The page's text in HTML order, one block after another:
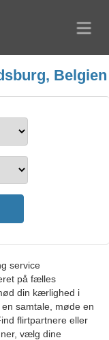
Belgien
service
på fælles
din kærlighed i
samtale, møde en
flirtpartnere eller
vælg dine